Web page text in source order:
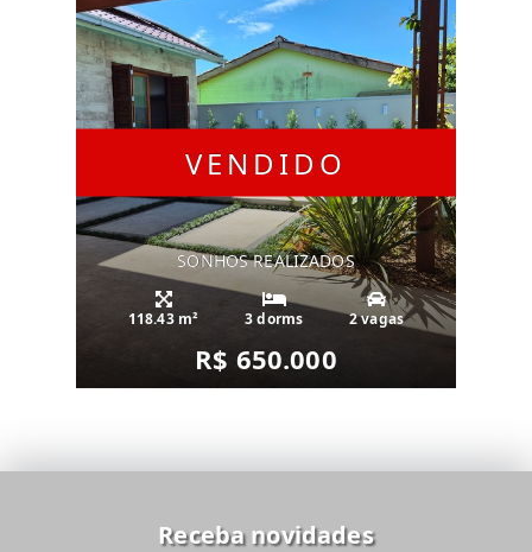
VENDIDO
SONHOS REALIZADOS
118.43 m² 3 dorms 2 vagas
R$ 650.000
Receba novidades